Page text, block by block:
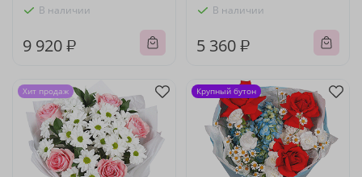
В наличии
9 920 ₽
В наличии
5 360 ₽
Хит продаж Крупный бутон